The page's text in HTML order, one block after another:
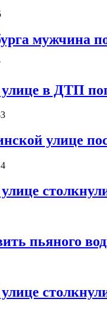
мужчина
в ДТП
улице
пьяного